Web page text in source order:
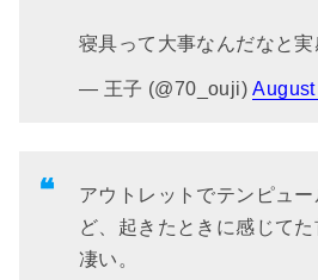
寝具って大事なんだなと実
— 王子 (@70_ouji)
アウトレットでテンピュ
ど、起きたときに感じて
凄い。